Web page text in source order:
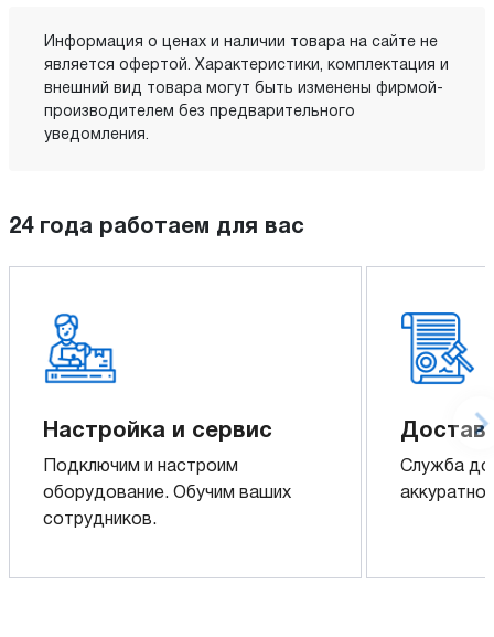
Информация о ценах и наличии товара на сайте не
является офертой. Характеристики, комплектация и
внешний вид товара могут быть изменены фирмой-
производителем без предварительного
уведомления.
24 года работаем для вас
Настройка и сервис
Подключим и настроим
оборудование. Обучим ваших
сотрудников.
Служба
аккуратно